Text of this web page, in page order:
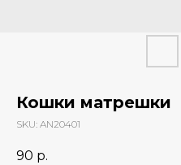
Кошки матрешки
SKU: AN20401
90 р.